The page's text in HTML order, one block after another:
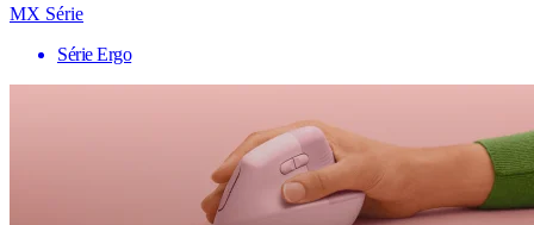
MX Série
Série Ergo